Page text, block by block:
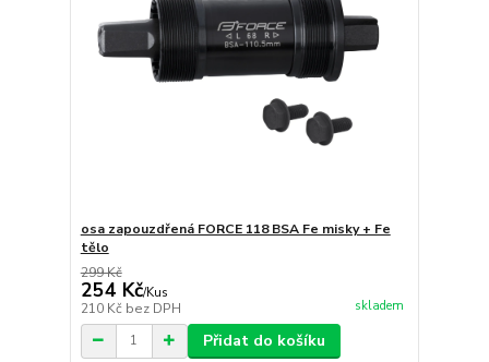
osa zapouzdřená FORCE 118 BSA Fe misky + Fe
tělo
299 Kč
254 Kč/Kus
210 Kč bez DPH skladem
Přidat do košíku